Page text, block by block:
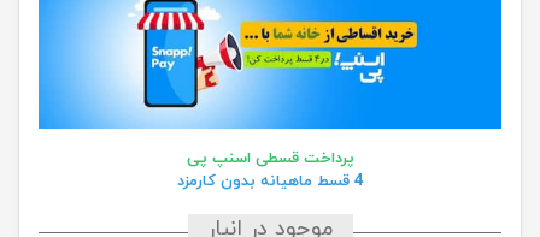
پرداخت قسطی اسنپ پی
4 قسط ماهیانه بدون کارمزد
موجود در انبار